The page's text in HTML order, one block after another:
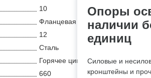
10
Фланцевая
12
Сталь
Горячее цинкование
660
Опоры
наличии
единиц
Силовые и
кронштейны и